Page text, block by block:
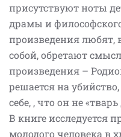
присутствуют ноты
драмы и
произведения любят,
собой, обретают
произведения –
решается на
себе, , что он не
В книге исследуется
молодого человека в